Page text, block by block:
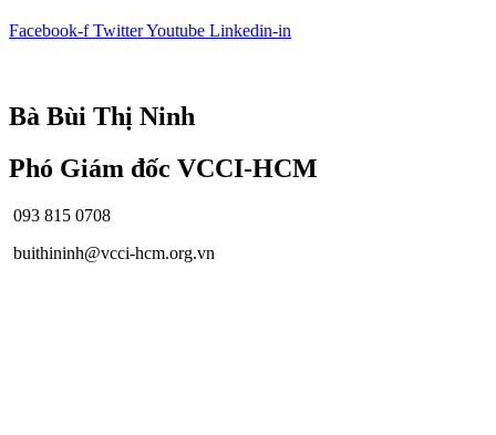
Facebook-f TwitterYoutube Linkedin-in
Bà Bùi Thị Ninh
Phó Giám đốc VCCI-HCM
093 815 0708
buithininh@vcci-hcm.org.vn